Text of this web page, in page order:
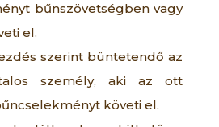
bűnszövetségben vagy
el.
szerint büntetendő az
személy, aki az ott
követi el.